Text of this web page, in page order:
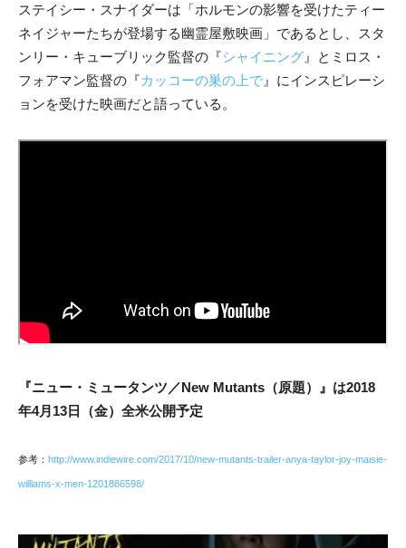
ステイシー・スナイダーは「ホルモンの影響を受けたティー
ネイジャーたちが登場する幽霊屋敷映画」であるとし、スタ
ンリー・キューブリック監督の『シャイニング 』とミロス・
フォアマン監督の『カッコーの巣の上で 』にインスピレーシ
ョンを受けた映画だと語っている。
『ニュー・ミュータンツ／New Mutants（原題）』は2018
年4月13日（金）全米公開予定
参考： http://www.indiewire.com/2017/10/new-mutants-trailer-anya-taylor-joy-maisie-
williams-x-men-1201886598/